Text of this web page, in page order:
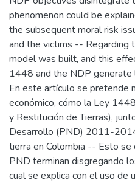
phenomenon could be
the subsequent moral risk
and the victims -- Regarding
model was built, and this
1448 and the NDP generate
En este artículo se pretende
económico, cómo la Ley
y Restitución de Tierras),
Desarrollo (PND) 2011-
tierra en Colombia -- Esto
PND terminan disgregando
cual se explica con el uso de